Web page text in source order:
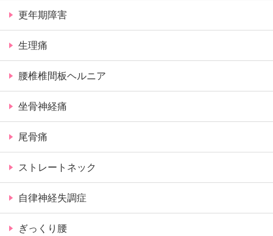
更年期障害
生理痛
腰椎椎間板ヘルニア
坐骨神経痛
尾骨痛
ストレートネック
自律神経失調症
ぎっくり腰